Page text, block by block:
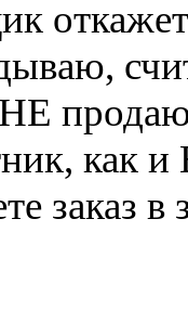
как
заказ